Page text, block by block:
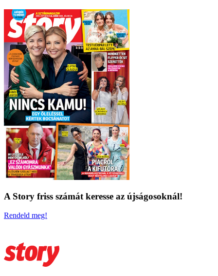
A Story friss számát keresse az újságosoknál!
Rendeld meg!